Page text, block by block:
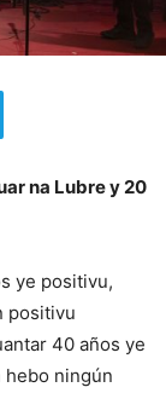
na Lubre y 20
ye positivu,
positivu
40 años ye
hebo ningún